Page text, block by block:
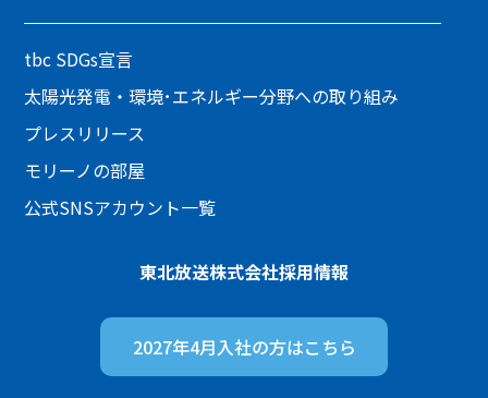
tbc SDGs宣言
太陽光発電・環境･エネルギー分野への取り組み
プレスリリース
モリーノの部屋
公式SNSアカウント一覧
東北放送株式会社採用情報
2027年4月入社の方はこちら